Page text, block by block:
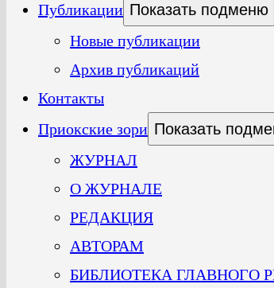
Публикации Показать подменю
Новые публикации
Архив публикаций
Контакты
Приокские зори Показать
ЖУРНАЛ
О ЖУРНАЛЕ
РЕДАКЦИЯ
АВТОРАМ
БИБЛИОТЕКА ГЛАВНОГО